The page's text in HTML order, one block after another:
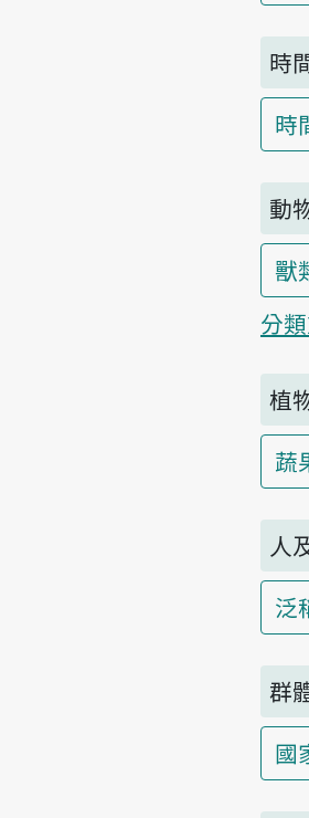
時
時
動
獸
分
植
蔬
人
泛
群
國